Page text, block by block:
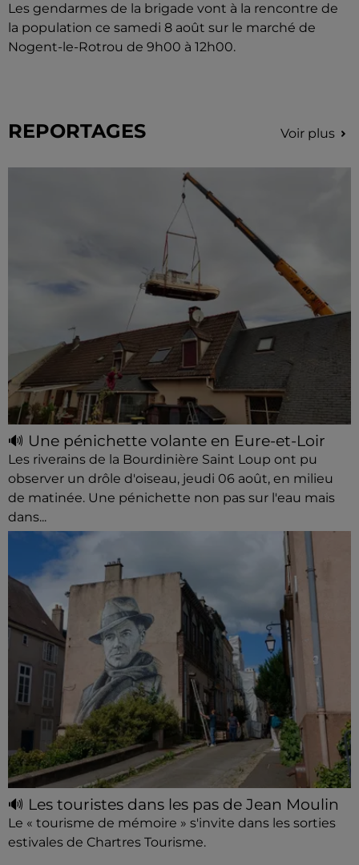
Les gendarmes de la brigade vont à la rencontre de
la population ce samedi 8 août sur le marché de
Nogent-le-Rotrou de 9h00 à 12h00.
REPORTAGES Voir plus
🔊 Une pénichette volante en Eure-et-Loir
Les riverains de la Bourdinière Saint Loup ont pu
observer un drôle d'oiseau, jeudi 06 août, en milieu
de matinée. Une pénichette non pas sur l'eau mais
dans...
🔊 Les touristes dans les pas de Jean Moulin
Le « tourisme de mémoire » s'invite dans les sorties
estivales de Chartres Tourisme.